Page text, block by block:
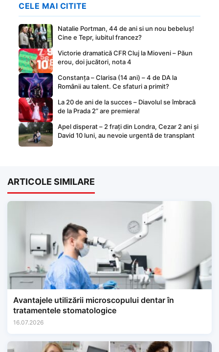
CELE MAI CITITE
Natalie Portman, 44 de ani si un nou bebeluș!
Cine e Tepr, iubitul francez?
Victorie dramatică CFR Cluj la Mioveni – Păun
erou, doi jucători, nota 4
Constanța – Clarisa (14 ani) – 4 de DA la
Românii au talent. Ce sfaturi a primit?
La 20 de ani de la succes – Diavolul se îmbracă
de la Prada 2” are premiera!
Apel disperat – 2 frați din Londra, Cezar 2 ani și
David 10 luni, au nevoie urgentă de transplant
ARTICOLE SIMILARE
Avantajele utilizării microscopului dentar în
tratamentele stomatologice
16.07.2026